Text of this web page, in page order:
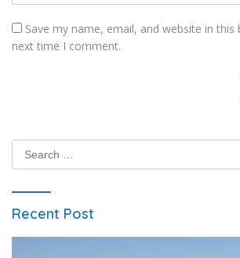
Save my name, email, and website in
next time I comment.
Search
for:
Recent Post